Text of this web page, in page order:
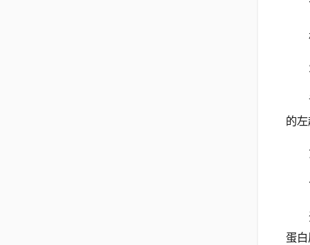
的
蛋